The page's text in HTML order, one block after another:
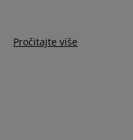
Pročitajte više